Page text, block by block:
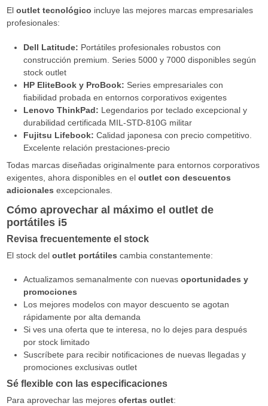
El outlet tecnológico incluye las mejores marcas empresariales
profesionales:
Dell Latitude: Portátiles profesionales robustos con
construcción premium. Series 5000 y 7000 disponibles según
stock outlet
HP EliteBook y ProBook: Series empresariales con
fiabilidad probada en entornos corporativos exigentes
Lenovo ThinkPad: Legendarios por teclado excepcional y
durabilidad certificada MIL-STD-810G militar
Fujitsu Lifebook: Calidad japonesa con precio competitivo.
Excelente relación prestaciones-precio
Todas marcas diseñadas originalmente para entornos corporativos
exigentes, ahora disponibles en el outlet con descuentos
adicionales excepcionales.
Cómo aprovechar al máximo el outlet de
portátiles i5
Revisa frecuentemente el stock
El stock del outlet portátiles cambia constantemente:
Actualizamos semanalmente con nuevas oportunidades y
promociones
Los mejores modelos con mayor descuento se agotan
rápidamente por alta demanda
Si ves una oferta que te interesa, no lo dejes para después
por stock limitado
Suscríbete para recibir notificaciones de nuevas llegadas y
promociones exclusivas outlet
Sé flexible con las especificaciones
Para aprovechar las mejores ofertas outlet: